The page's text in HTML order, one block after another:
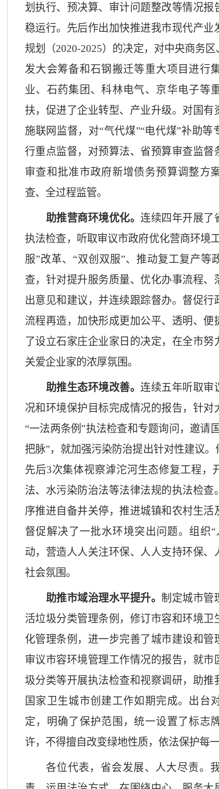
划执行、预决算、审计问题整改等情况报
稳运行。先后作出加快推进我市现代产业
规划（2020-2025）的决定，对中央商务
发大会筹备和石钢搬迁等重大项目进行
业、石药集团、科林电气、京华电子等
扶，促进了企业转型、产业升级。对国有
施联网监督，对“气代煤”“电代煤”补助等
行重点监督，对预算法、省预算审查监督
审查和批准市政府新增债务预算调整方
查、全过程监管。
助推营商环境优化。 连续四年开展了
执法检查，听取审议市政府优化营商环境
服”改革、“双创双服”、推动复工复产等
查，针对提升服务质量、优化办事流程、
出意见和建议，并连续跟踪督办。督促行
流程再造，加快形成更加公平、透明、便
了设立石家庄企业家日的决定，在全市努
关爱企业家的浓厚氛围。
助推生态环境改善。 连续五年听取审
况和环境保护目标完成情况的报告，针对
“一法两条例”执法检查和专题询问，邀请
把脉”，就加强污染防治提出针对性建议
先后3次集体视察滹沱河生态修复工程，
法、水污染防治法等法律法规的执法检查
序推进自备井关停，推进城镇和农村生活
督促解决了一批水环境突出问题。组织
动，营造人人关注环保、人人支持环保、
社会氛围。
助推市域治理水平提升。 制定城市管
活垃圾分类管理条例，修订市容和环境卫
化管理条例，进一步完善了城市建设和管
审议市容环境管理工作情况的报告，就市
圾分类等开展执法检查和视察调研，助推
国家卫生城市创建工作如期完成。出台
定，明确了保护范围，统一设置了标志
许，不得擅自改变绿地性质，依法保护每
各位代表，省会发展、人大尽责。